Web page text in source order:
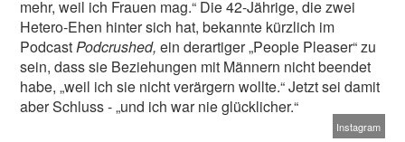
mehr, weil ich Frauen mag.“ Die 42-Jährige, die zwei
Hetero-Ehen hinter sich hat, bekannte kürzlich im
PodcastPodcrushed,ein derartiger „People Pleaser“ zu
sein, dass sie Beziehungen mit Männern nicht beendet
habe, „weil ich sie nicht verärgern wollte.“ Jetzt sei damit
aber Schluss - „und ich war nie glücklicher.“
Instagram